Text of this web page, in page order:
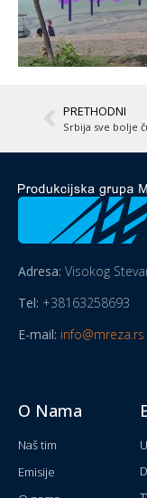
PRETHODNI
Srbija sve bolje
Adresa: Visokog
Tel: +38163258693
E-mail: info@mreza.rs
O Nama
Naš tim
Emisije